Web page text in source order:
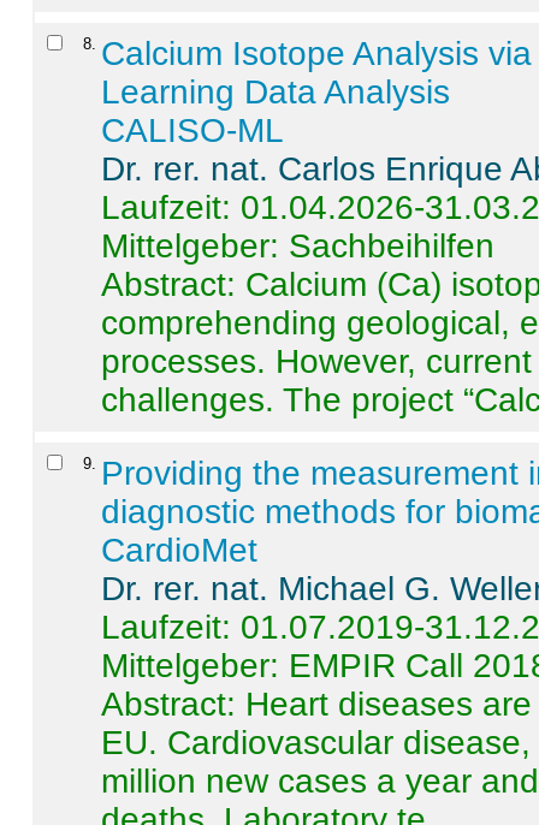
8 Calcium Isotope Analysis
Learning Data Analysis
CALISO-ML
Dr. rer. nat. Carlos Enrique
Laufzeit: 01.04.2026-
Mittelgeber: Sachbeihilfen
Abstract: Calcium (Ca)
comprehending geological,
processes. However,
challenges. The project
9
Providing the measurement
diagnostic methods for
CardioMet
Dr. rer. nat. Michael G.
Laufzeit: 01.07.2019-
Mittelgeber: EMPIR Call
Abstract: Heart diseases
EU. Cardiovascular
million new cases a year